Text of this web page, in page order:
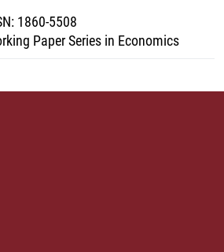
: 1860-5508
Paper Series in Economics